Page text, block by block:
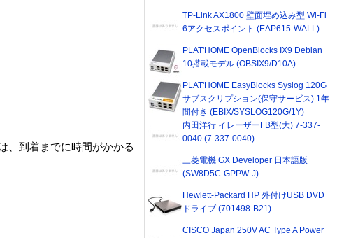
、到着までに時間がかかる
TP-Link AX1800 壁面埋め込み型 Wi-Fi
6アクセスポイント (EAP615-WALL)
PLAT'HOME OpenBlocks IX9 Debian
10搭載モデル (OBSIX9/D10A)
PLAT'HOME EasyBlocks Syslog 120G
サブスクリプション(保守サービス) 1年
間付き (EBIX/SYSLOG120G/1Y)
内田洋行 イレーザーFB型(大) 7-337-
0040 (7-337-0040)
三菱電機 GX Developer 日本語版
(SW8D5C-GPPW-J)
Hewlett-Packard HP 外付けUSB DVD
ドライブ (701498-B21)
CISCO Japan 250V AC Type A Power